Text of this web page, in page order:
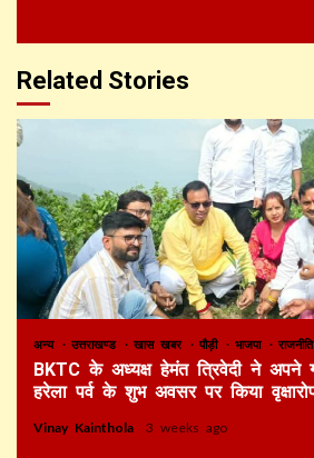
Related Stories
अन्य उत्तराखण्ड खास खबर पौड़ी भाजपा राजनीति
BKTC के अध्यक्ष हेमंत त्रिवेदी ने
हरेला पर्व के शुभ अवसर पर किया
Vinay Kainthola 3 weeks ago